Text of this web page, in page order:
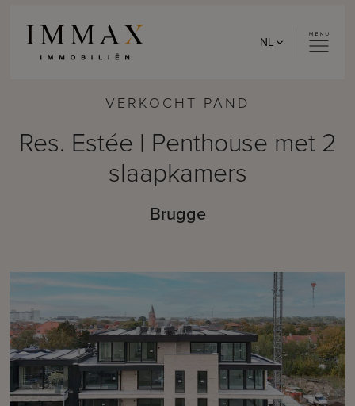
NL
VERKOCHT PAND
Res. Estée | Penthouse met 2
slaapkamers
Brugge